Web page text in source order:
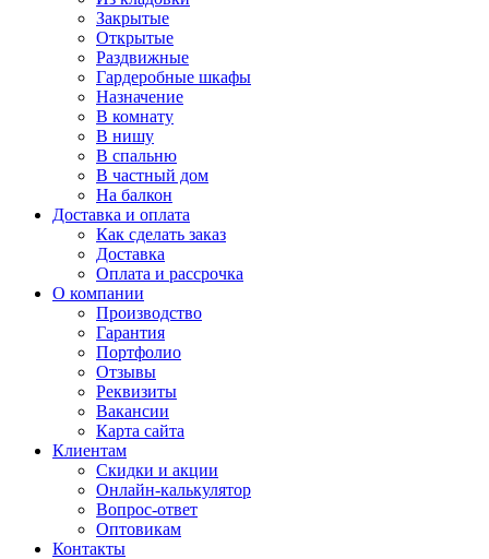
Закрытые
Открытые
Раздвижные
Гардеробные шкафы
Назначение
В комнату
В нишу
В спальню
В частный дом
На балкон
Доставка и оплата
Как сделать заказ
Доставка
Оплата и рассрочка
О компании
Производство
Гарантия
Портфолио
Отзывы
Реквизиты
Вакансии
Карта сайта
Клиентам
Скидки и акции
Онлайн-калькулятор
Вопрос-ответ
Оптовикам
Контакты